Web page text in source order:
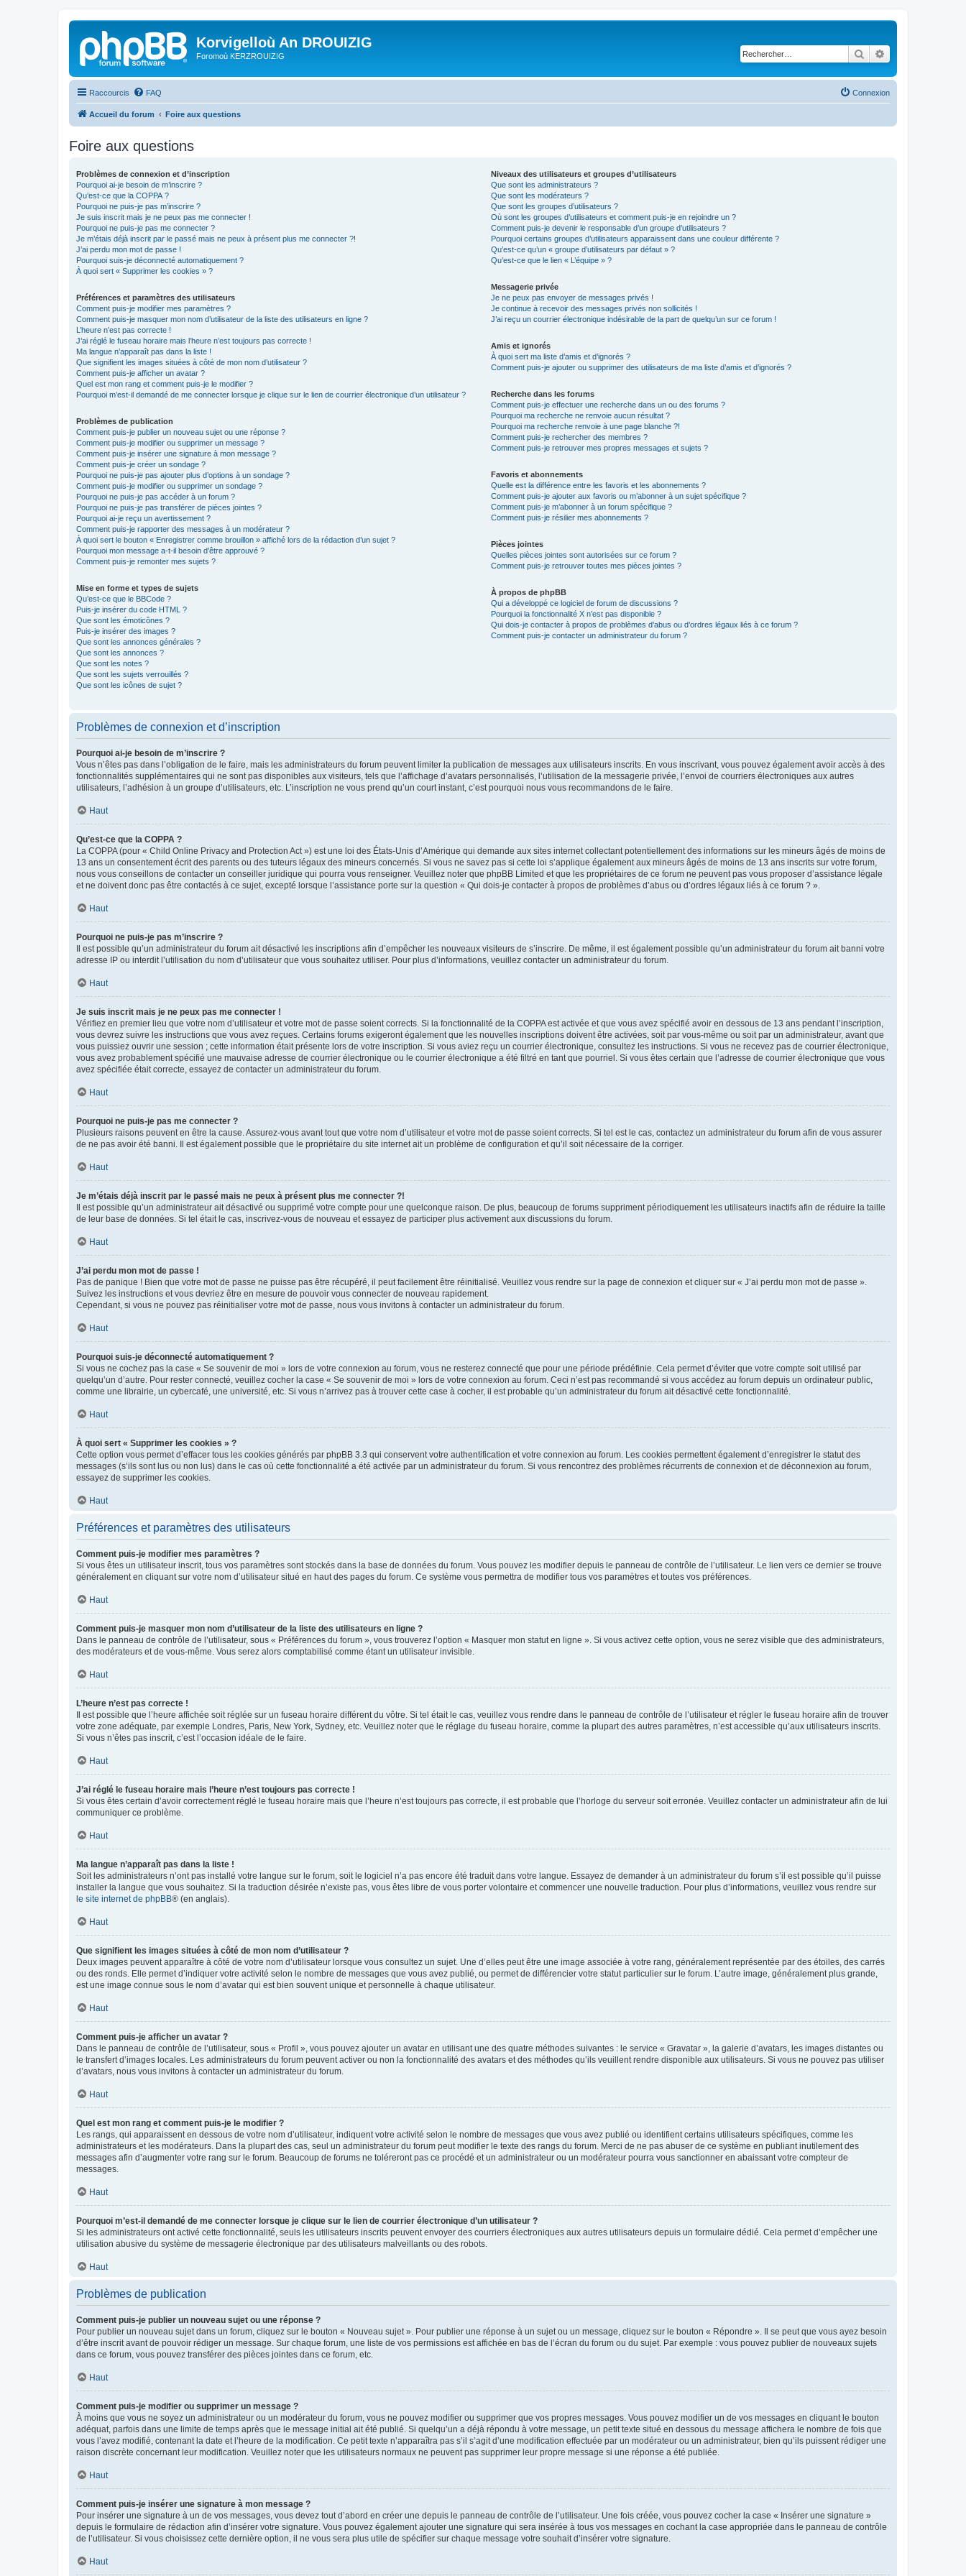
Korvigelloù An DROUIZIG
Foromoù KERZROUIZIG Rechercher
Raccourcis FAQ Connexion
Accueil du forum Foire aux questions
Foire aux questions
Problèmes de connexion et d’inscription
Pourquoi ai-je besoin de m’inscrire ?
Qu’est-ce que la COPPA ?
Pourquoi ne puis-je pas m’inscrire ?
Je suis inscrit mais je ne peux pas me connecter !
Pourquoi ne puis-je pas me connecter ?
Je m’étais déjà inscrit par le passé mais ne peux à présent plus me connecter ?!
J’ai perdu mon mot de passe !
Pourquoi suis-je déconnecté automatiquement ?
À quoi sert « Supprimer les cookies » ?
Préférences et paramètres des utilisateurs
Comment puis-je modifier mes paramètres ?
Comment puis-je masquer mon nom d’utilisateur de la liste des utilisateurs en ligne ?
L’heure n’est pas correcte !
J’ai réglé le fuseau horaire mais l’heure n’est toujours pas correcte !
Ma langue n’apparaît pas dans la liste !
Que signifient les images situées à côté de mon nom d’utilisateur ?
Comment puis-je afficher un avatar ?
Quel est mon rang et comment puis-je le modifier ?
Pourquoi m’est-il demandé de me connecter lorsque je clique sur le lien de courrier électronique d’un utilisateur ?
Problèmes de publication
Comment puis-je publier un nouveau sujet ou une réponse ?
Comment puis-je modifier ou supprimer un message ?
Comment puis-je insérer une signature à mon message ?
Comment puis-je créer un sondage ?
Pourquoi ne puis-je pas ajouter plus d’options à un sondage ?
Comment puis-je modifier ou supprimer un sondage ?
Pourquoi ne puis-je pas accéder à un forum ?
Pourquoi ne puis-je pas transférer de pièces jointes ?
Pourquoi ai-je reçu un avertissement ?
Comment puis-je rapporter des messages à un modérateur ?
À quoi sert le bouton « Enregistrer comme brouillon » affiché lors de la rédaction d’un sujet ?
Pourquoi mon message a-t-il besoin d’être approuvé ?
Comment puis-je remonter mes sujets ?
Mise en forme et types de sujets
Qu’est-ce que le BBCode ?
Puis-je insérer du code HTML ?
Que sont les émoticônes ?
Puis-je insérer des images ?
Que sont les annonces générales ?
Que sont les annonces ?
Que sont les notes ?
Que sont les sujets verrouillés ?
Que sont les icônes de sujet ?
Niveaux des utilisateurs et groupes d’utilisateurs
Que sont les administrateurs ?
Que sont les modérateurs ?
Que sont les groupes d’utilisateurs ?
Où sont les groupes d’utilisateurs et comment puis-je en rejoindre un ?
Comment puis-je devenir le responsable d’un groupe d’utilisateurs ?
Pourquoi certains groupes d’utilisateurs apparaissent dans une couleur différente ?
Qu’est-ce qu’un « groupe d’utilisateurs par défaut » ?
Qu’est-ce que le lien « L’équipe » ?
Messagerie privée
Je ne peux pas envoyer de messages privés !
Je continue à recevoir des messages privés non sollicités !
J’ai reçu un courrier électronique indésirable de la part de quelqu’un sur ce forum !
Amis et ignorés
À quoi sert ma liste d’amis et d’ignorés ?
Comment puis-je ajouter ou supprimer des utilisateurs de ma liste d’amis et d’ignorés ?
Recherche dans les forums
Comment puis-je effectuer une recherche dans un ou des forums ?
Pourquoi ma recherche ne renvoie aucun résultat ?
Pourquoi ma recherche renvoie à une page blanche ?!
Comment puis-je rechercher des membres ?
Comment puis-je retrouver mes propres messages et sujets ?
Favoris et abonnements
Quelle est la différence entre les favoris et les abonnements ?
Comment puis-je ajouter aux favoris ou m’abonner à un sujet spécifique ?
Comment puis-je m’abonner à un forum spécifique ?
Comment puis-je résilier mes abonnements ?
Pièces jointes
Quelles pièces jointes sont autorisées sur ce forum ?
Comment puis-je retrouver toutes mes pièces jointes ?
À propos de phpBB
Qui a développé ce logiciel de forum de discussions ?
Pourquoi la fonctionnalité X n’est pas disponible ?
Qui dois-je contacter à propos de problèmes d’abus ou d’ordres légaux liés à ce forum ?
Comment puis-je contacter un administrateur du forum ?
Problèmes de connexion et d’inscription
Pourquoi ai-je besoin de m’inscrire ?
Vous n’êtes pas dans l’obligation de le faire, mais les administrateurs du forum peuvent limiter la publication de messages aux utilisateurs inscrits. En vous inscrivant, vous pouvez également avoir accès à des
fonctionnalités supplémentaires qui ne sont pas disponibles aux visiteurs, tels que l’affichage d’avatars personnalisés, l’utilisation de la messagerie privée, l’envoi de courriers électroniques aux autres
utilisateurs, l’adhésion à un groupe d’utilisateurs, etc. L’inscription ne vous prend qu’un court instant, c’est pourquoi nous vous recommandons de le faire.
Haut
Qu’est-ce que la COPPA ?
La COPPA (pour « Child Online Privacy and Protection Act ») est une loi des États-Unis d’Amérique qui demande aux sites internet collectant potentiellement des informations sur les mineurs âgés de moins de
13 ans un consentement écrit des parents ou des tuteurs légaux des mineurs concernés. Si vous ne savez pas si cette loi s’applique également aux mineurs âgés de moins de 13 ans inscrits sur votre forum,
nous vous conseillons de contacter un conseiller juridique qui pourra vous renseigner. Veuillez noter que phpBB Limited et que les propriétaires de ce forum ne peuvent pas vous proposer d’assistance légale
et ne doivent donc pas être contactés à ce sujet, excepté lorsque l’assistance porte sur la question « Qui dois-je contacter à propos de problèmes d’abus ou d’ordres légaux liés à ce forum ? ».
Haut
Pourquoi ne puis-je pas m’inscrire ?
Il est possible qu’un administrateur du forum ait désactivé les inscriptions afin d’empêcher les nouveaux visiteurs de s’inscrire. De même, il est également possible qu’un administrateur du forum ait banni votre
adresse IP ou interdit l’utilisation du nom d’utilisateur que vous souhaitez utiliser. Pour plus d’informations, veuillez contacter un administrateur du forum.
Haut
Je suis inscrit mais je ne peux pas me connecter !
Vérifiez en premier lieu que votre nom d’utilisateur et votre mot de passe soient corrects. Si la fonctionnalité de la COPPA est activée et que vous avez spécifié avoir en dessous de 13 ans pendant l’inscription,
vous devrez suivre les instructions que vous avez reçues. Certains forums exigeront également que les nouvelles inscriptions doivent être activées, soit par vous-même ou soit par un administrateur, avant que
vous puissiez ouvrir une session ; cette information était présente lors de votre inscription. Si vous aviez reçu un courrier électronique, consultez les instructions. Si vous ne recevez pas de courrier électronique,
vous avez probablement spécifié une mauvaise adresse de courrier électronique ou le courrier électronique a été filtré en tant que pourriel. Si vous êtes certain que l’adresse de courrier électronique que vous
avez spécifiée était correcte, essayez de contacter un administrateur du forum.
Haut
Pourquoi ne puis-je pas me connecter ?
Plusieurs raisons peuvent en être la cause. Assurez-vous avant tout que votre nom d’utilisateur et votre mot de passe soient corrects. Si tel est le cas, contactez un administrateur du forum afin de vous assurer
de ne pas avoir été banni. Il est également possible que le propriétaire du site internet ait un problème de configuration et qu’il soit nécessaire de la corriger.
Haut
Je m’étais déjà inscrit par le passé mais ne peux à présent plus me connecter ?!
Il est possible qu’un administrateur ait désactivé ou supprimé votre compte pour une quelconque raison. De plus, beaucoup de forums suppriment périodiquement les utilisateurs inactifs afin de réduire la taille
de leur base de données. Si tel était le cas, inscrivez-vous de nouveau et essayez de participer plus activement aux discussions du forum.
Haut
J’ai perdu mon mot de passe !
Pas de panique ! Bien que votre mot de passe ne puisse pas être récupéré, il peut facilement être réinitialisé. Veuillez vous rendre sur la page de connexion et cliquer sur « J’ai perdu mon mot de passe ».
Suivez les instructions et vous devriez être en mesure de pouvoir vous connecter de nouveau rapidement.
Cependant, si vous ne pouvez pas réinitialiser votre mot de passe, nous vous invitons à contacter un administrateur du forum.
Haut
Pourquoi suis-je déconnecté automatiquement ?
Si vous ne cochez pas la case « Se souvenir de moi » lors de votre connexion au forum, vous ne resterez connecté que pour une période prédéfinie. Cela permet d’éviter que votre compte soit utilisé par
quelqu’un d’autre. Pour rester connecté, veuillez cocher la case « Se souvenir de moi » lors de votre connexion au forum. Ceci n’est pas recommandé si vous accédez au forum depuis un ordinateur public,
comme une librairie, un cybercafé, une université, etc. Si vous n’arrivez pas à trouver cette case à cocher, il est probable qu’un administrateur du forum ait désactivé cette fonctionnalité.
Haut
À quoi sert « Supprimer les cookies » ?
Cette option vous permet d’effacer tous les cookies générés par phpBB 3.3 qui conservent votre authentification et votre connexion au forum. Les cookies permettent également d’enregistrer le statut des
messages (s’ils sont lus ou non lus) dans le cas où cette fonctionnalité a été activée par un administrateur du forum. Si vous rencontrez des problèmes récurrents de connexion et de déconnexion au forum,
essayez de supprimer les cookies.
Haut
Préférences et paramètres des utilisateurs
Comment puis-je modifier mes paramètres ?
Si vous êtes un utilisateur inscrit, tous vos paramètres sont stockés dans la base de données du forum. Vous pouvez les modifier depuis le panneau de contrôle de l’utilisateur. Le lien vers ce dernier se trouve
généralement en cliquant sur votre nom d’utilisateur situé en haut des pages du forum. Ce système vous permettra de modifier tous vos paramètres et toutes vos préférences.
Haut
Comment puis-je masquer mon nom d’utilisateur de la liste des utilisateurs en ligne ?
Dans le panneau de contrôle de l’utilisateur, sous « Préférences du forum », vous trouverez l’option « Masquer mon statut en ligne ». Si vous activez cette option, vous ne serez visible que des administrateurs,
des modérateurs et de vous-même. Vous serez alors comptabilisé comme étant un utilisateur invisible.
Haut
L’heure n’est pas correcte !
Il est possible que l’heure affichée soit réglée sur un fuseau horaire différent du vôtre. Si tel était le cas, veuillez vous rendre dans le panneau de contrôle de l’utilisateur et régler le fuseau horaire afin de trouver
votre zone adéquate, par exemple Londres, Paris, New York, Sydney, etc. Veuillez noter que le réglage du fuseau horaire, comme la plupart des autres paramètres, n’est accessible qu’aux utilisateurs inscrits.
Si vous n’êtes pas inscrit, c’est l’occasion idéale de le faire.
Haut
J’ai réglé le fuseau horaire mais l’heure n’est toujours pas correcte !
Si vous êtes certain d’avoir correctement réglé le fuseau horaire mais que l’heure n’est toujours pas correcte, il est probable que l’horloge du serveur soit erronée. Veuillez contacter un administrateur afin de lui
communiquer ce problème.
Haut
Ma langue n’apparaît pas dans la liste !
Soit les administrateurs n’ont pas installé votre langue sur le forum, soit le logiciel n’a pas encore été traduit dans votre langue. Essayez de demander à un administrateur du forum s’il est possible qu’il puisse
installer la langue que vous souhaitez. Si la traduction désirée n’existe pas, vous êtes libre de vous porter volontaire et commencer une nouvelle traduction. Pour plus d’informations, veuillez vous rendre sur
le site internet de phpBB® (en anglais).
Haut
Que signifient les images situées à côté de mon nom d’utilisateur ?
Deux images peuvent apparaître à côté de votre nom d’utilisateur lorsque vous consultez un sujet. Une d’elles peut être une image associée à votre rang, généralement représentée par des étoiles, des carrés
ou des ronds. Elle permet d’indiquer votre activité selon le nombre de messages que vous avez publié, ou permet de différencier votre statut particulier sur le forum. L’autre image, généralement plus grande,
est une image connue sous le nom d’avatar qui est bien souvent unique et personnelle à chaque utilisateur.
Haut
Comment puis-je afficher un avatar ?
Dans le panneau de contrôle de l’utilisateur, sous « Profil », vous pouvez ajouter un avatar en utilisant une des quatre méthodes suivantes : le service « Gravatar », la galerie d’avatars, les images distantes ou
le transfert d’images locales. Les administrateurs du forum peuvent activer ou non la fonctionnalité des avatars et des méthodes qu’ils veuillent rendre disponible aux utilisateurs. Si vous ne pouvez pas utiliser
d’avatars, nous vous invitons à contacter un administrateur du forum.
Haut
Quel est mon rang et comment puis-je le modifier ?
Les rangs, qui apparaissent en dessous de votre nom d’utilisateur, indiquent votre activité selon le nombre de messages que vous avez publié ou identifient certains utilisateurs spécifiques, comme les
administrateurs et les modérateurs. Dans la plupart des cas, seul un administrateur du forum peut modifier le texte des rangs du forum. Merci de ne pas abuser de ce système en publiant inutilement des
messages afin d’augmenter votre rang sur le forum. Beaucoup de forums ne toléreront pas ce procédé et un administrateur ou un modérateur pourra vous sanctionner en abaissant votre compteur de
messages.
Haut
Pourquoi m’est-il demandé de me connecter lorsque je clique sur le lien de courrier électronique d’un utilisateur ?
Si les administrateurs ont activé cette fonctionnalité, seuls les utilisateurs inscrits peuvent envoyer des courriers électroniques aux autres utilisateurs depuis un formulaire dédié. Cela permet d’empêcher une
utilisation abusive du système de messagerie électronique par des utilisateurs malveillants ou des robots.
Haut
Problèmes de publication
Comment puis-je publier un nouveau sujet ou une réponse ?
Pour publier un nouveau sujet dans un forum, cliquez sur le bouton « Nouveau sujet ». Pour publier une réponse à un sujet ou un message, cliquez sur le bouton « Répondre ». Il se peut que vous ayez besoin
d’être inscrit avant de pouvoir rédiger un message. Sur chaque forum, une liste de vos permissions est affichée en bas de l’écran du forum ou du sujet. Par exemple : vous pouvez publier de nouveaux sujets
dans ce forum, vous pouvez transférer des pièces jointes dans ce forum, etc.
Haut
Comment puis-je modifier ou supprimer un message ?
À moins que vous ne soyez un administrateur ou un modérateur du forum, vous ne pouvez modifier ou supprimer que vos propres messages. Vous pouvez modifier un de vos messages en cliquant le bouton
adéquat, parfois dans une limite de temps après que le message initial ait été publié. Si quelqu’un a déjà répondu à votre message, un petit texte situé en dessous du message affichera le nombre de fois que
vous l’avez modifié, contenant la date et l’heure de la modification. Ce petit texte n’apparaîtra pas s’il s’agit d’une modification effectuée par un modérateur ou un administrateur, bien qu’ils puissent rédiger une
raison discrète concernant leur modification. Veuillez noter que les utilisateurs normaux ne peuvent pas supprimer leur propre message si une réponse a été publiée.
Haut
Comment puis-je insérer une signature à mon message ?
Pour insérer une signature à un de vos messages, vous devez tout d’abord en créer une depuis le panneau de contrôle de l’utilisateur. Une fois créée, vous pouvez cocher la case « Insérer une signature »
depuis le formulaire de rédaction afin d’insérer votre signature. Vous pouvez également ajouter une signature qui sera insérée à tous vos messages en cochant la case appropriée dans le panneau de contrôle
de l’utilisateur. Si vous choisissez cette dernière option, il ne vous sera plus utile de spécifier sur chaque message votre souhait d’insérer votre signature.
Haut